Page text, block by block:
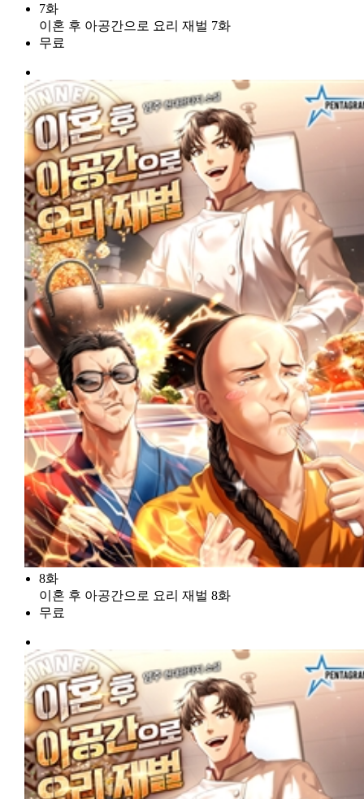
7화
이혼 후 아공간으로 요리 재벌 7화
무료
8화
이혼 후 아공간으로 요리 재벌 8화
무료